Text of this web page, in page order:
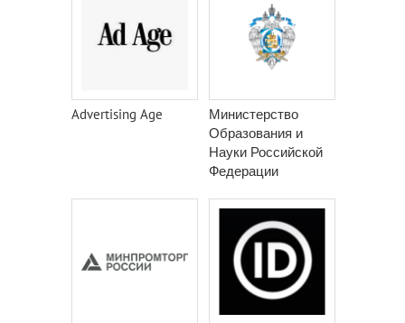
Advertising Age
Министерство
Образования и
Науки Российской
Федерации